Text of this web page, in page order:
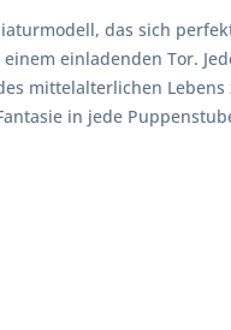
das sich
einladenden Tor.
mittelalterlichen
in jede